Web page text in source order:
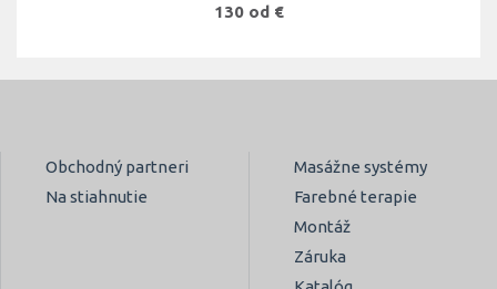
130 od €
Obchodný partneri
Na stiahnutie
Masážne systémy
Farebné terapie
Montáž
Záruka